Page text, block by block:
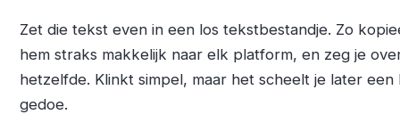
Zet die tekst even in een los tekstbestandje. Zo
hem straks makkelijk naar elk platform, en zeg je
hetzelfde. Klinkt simpel, maar het scheelt je later een
gedoe.